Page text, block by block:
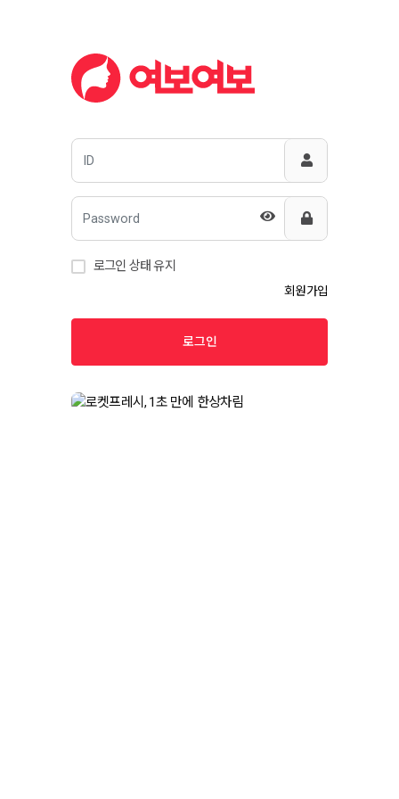
로그인 상태 유지
회원가입
로그인